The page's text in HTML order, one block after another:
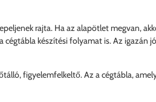
rajta. Ha az alapötlet megvan,
készítési folyamat is. Az igazán
figyelemfelkeltő. Az a cégtábla,